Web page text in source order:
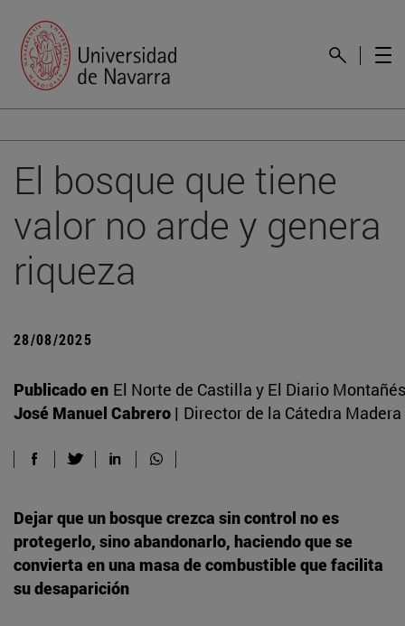
El bosque que tiene
valor no arde y genera
riqueza
28/08/2025
Publicado en El Norte de Castilla y El Diario Montañés
José Manuel Cabrero | Director de la Cátedra
Dejar que un bosque crezca sin control no es
protegerlo, sino abandonarlo, haciendo que se
convierta en una masa de combustible que facilita
su desaparición